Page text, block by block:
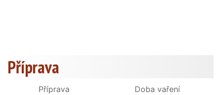
Příprava
Příprava
Doba vaření